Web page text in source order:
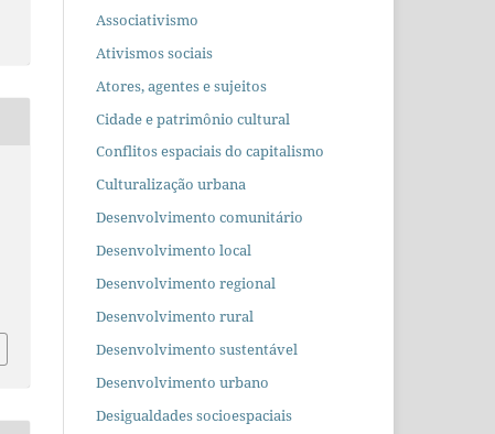
Associativismo
Ativismos sociais
Atores, agentes e sujeitos
Cidade e patrimônio cultural
Conflitos espaciais do capitalismo
Culturalização urbana
Desenvolvimento comunitário
Desenvolvimento local
Desenvolvimento regional
Desenvolvimento rural
Desenvolvimento sustentável
Desenvolvimento urbano
Desigualdades socioespaciais